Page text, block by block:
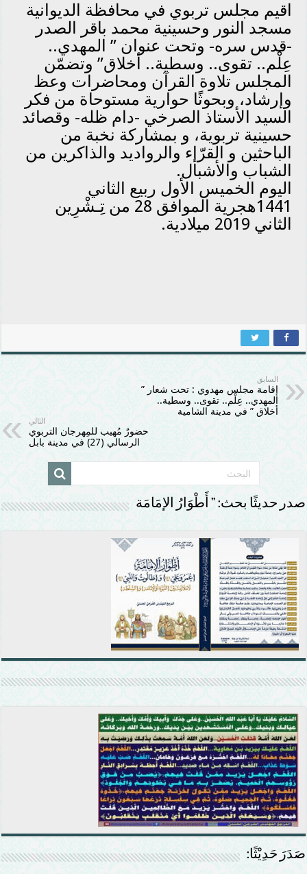
اقيم مجلس تربوي في محافظة الديوانية
مسجد النور وحسينية محمد باقر الصدر
-قدس سره- وتحت عنوان ” المهدي..
عِلْم.. تقوى.. وسطية.. أخلاق” وتضمّن
المجلس تلاوة القرآن ومحاضرات وعظ
وإرشاد، وبحوثًا حوارية مستوحاة من فكر
السيد الأستاذ الصرخي -دام ظله- وقصائد
حسينية تربوية، و بمشاركة نخبة من
الباحثين و القرّإء والرواديد والذاكرين من
الشباب والأشبال.
اليوم الخميس الأول ربيع الثاني
1441هجرية الموافق 28 من تِـشْرِين
الثاني 2019 ميلادية.
السابق
إقامة مجلس مهدوي : تحت شعار ”
المهدي.. عِلْم.. تقوى.. وسطية..
أخلاق ” في مدينة الشامية
التالي
حضورٌ مُهيب للمِهرجان التربوي
الرسالي (27) في مدينة بابل
صدر حديثًا بحث: ” أَطْوَارُ الإمَامَة
صَدَرَ حَدِيْثًا: